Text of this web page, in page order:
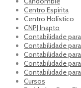
Centro Espírita
Centro Holístico
CNPJ Inapto
Contabilidade
Contabilidade
Contabilidade
Contabilidade
Contabilidade
Cursos